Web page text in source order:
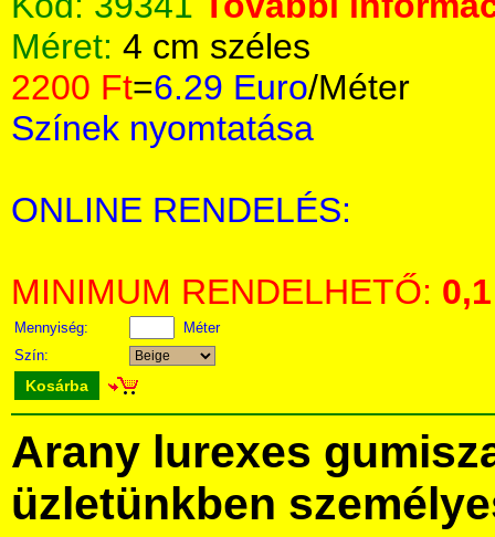
Méret: 4 cm széles
2200 Ft=6.29 Euro/Méter
Színek nyomtatása
ONLINE RENDELÉS:
MINIMUM RENDELHETŐ: 0,1
Mennyiség:
Méter
Szín:
Kosárba
Arany lurexes
üzletünkben